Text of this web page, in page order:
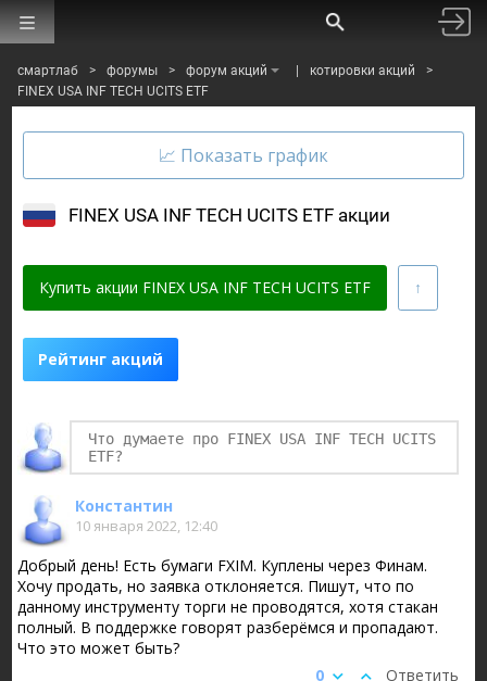
смартлаб > форумы > форум акций котировки акций
>
FINEX USA INF TECH UCITS ETF
FINEX USA INF TECH UCITS ETF акции
Купить акции FINEX USA INF TECH UCITS ETF
Финаме
БКС Мир Инвестиций
Рейтинг акций
Константин
10 января 2022, 12:40
Добрый день! Есть бумаги FXIM. Куплены через Финам.
Хочу продать, но заявка отклоняется. Пишут, что по
данному инструменту торги не проводятся, хотя стакан
полный. В поддержке говорят разберёмся и пропадают.
Что это может быть?
Ответить
0